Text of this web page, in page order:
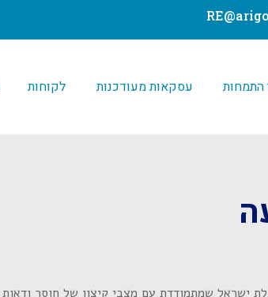
התמחות עסקאות מעודכנות לקוחות
ישראל שמתמודדת עם מצבי קיצון של חוסר ודאות